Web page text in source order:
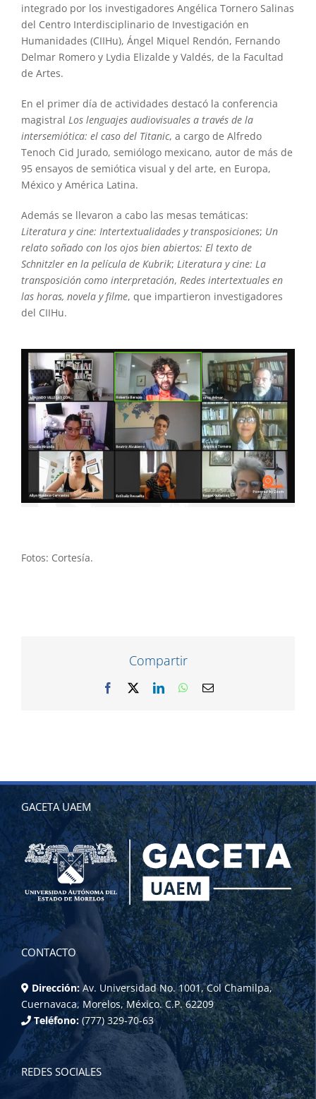
integrado por los investigadores Angélica Tornero Salinas
del Centro Interdisciplinario de Investigación en
Humanidades (CIIHu), Ángel Miquel Rendón, Fernando
Delmar Romero y Lydia Elizalde y Valdés, de la Facultad
de Artes.
En el primer día de actividades destacó la conferencia
magistral Los lenguajes audiovisuales a través de la
intersemiótica: el caso del Titanic, a cargo de Alfredo
Tenoch Cid Jurado, semiólogo mexicano, autor de más de
95 ensayos de semiótica visual y del arte, en Europa,
México y América Latina.
Además se llevaron a cabo las mesas temáticas:
Literatura y cine: Intertextualidades y transposiciones; Un
relato soñado con los ojos bien abiertos: El texto de
Schnitzler en la película de Kubrik; Literatura y cine: La
transposición como interpretación, Redes intertextuales en
las horas, novela y filme, que impartieron investigadores
del CIIHu.
Fotos: Cortesía.
Compartir
Facebook LinkedInWhatsApp
Correo
electrónico
GACETA UAEM
CONTACTO
Dirección: Av. Universidad No. 1001, Col Chamilpa,
Cuernavaca, Morelos, México. C.P. 62209
Teléfono: (777) 329-70-63
REDES SOCIALES